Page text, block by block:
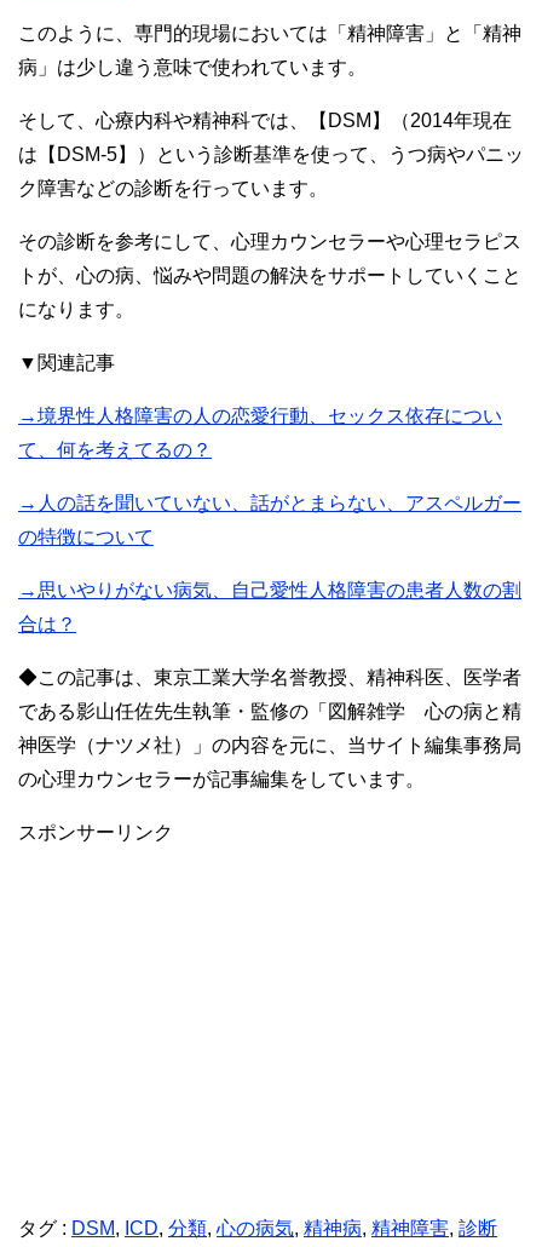
このように、専門的現場においては「精神障害」と「精神
病」は少し違う意味で使われています。
そして、心療内科や精神科では、【DSM】（2014年現在
は【DSM-5】）という診断基準を使って、うつ病やパニッ
ク障害などの診断を行っています。
その診断を参考にして、心理カウンセラーや心理セラピス
トが、心の病、悩みや問題の解決をサポートしていくこと
になります。
▼関連記事
→境界性人格障害の人の恋愛行動、セックス依存につい
て、何を考えてるの？
→人の話を聞いていない、話がとまらない、アスペルガー
の特徴について
→思いやりがない病気、自己愛性人格障害の患者人数の割
合は？
◆この記事は、東京工業大学名誉教授、精神科医、医学者
である影山任佐先生執筆・監修の「図解雑学 心の病と精
神医学（ナツメ社）」の内容を元に、当サイト編集事務局
の心理カウンセラーが記事編集をしています。
スポンサーリンク
タグ : DSM, ICD, 分類, 心の病気, 精神病, 精神障害, 診断